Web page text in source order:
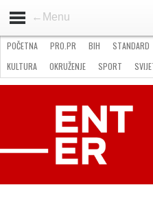
←Menu
STANDARD
GOSPODARSTVO
OKRUŽENJE
POČETNA PRO.PR BIH STANDARD
KULTURA
OKRUŽENJE SPORT
NATJEČAJI
FILMING LOCATION IN BH